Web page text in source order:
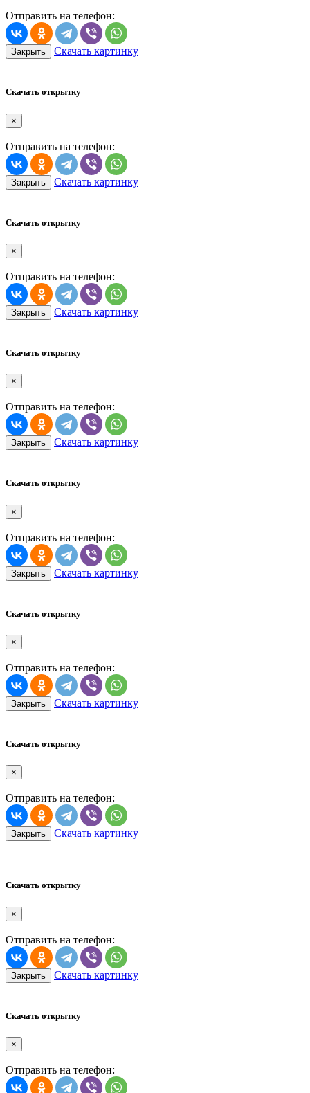
Отправить на телефон:
Закрыть Скачать картинку
Скачать открытку
×
Отправить на телефон:
Закрыть Скачать картинку
Скачать открытку
×
Отправить на телефон:
Закрыть Скачать картинку
Скачать открытку
×
Отправить на телефон:
Закрыть Скачать картинку
Скачать открытку
×
Отправить на телефон:
Закрыть Скачать картинку
Скачать открытку
×
Отправить на телефон:
Закрыть Скачать картинку
Скачать открытку
×
Отправить на телефон:
Закрыть Скачать картинку
Скачать открытку
×
Отправить на телефон:
Закрыть Скачать картинку
Скачать открытку
×
Отправить на телефон: